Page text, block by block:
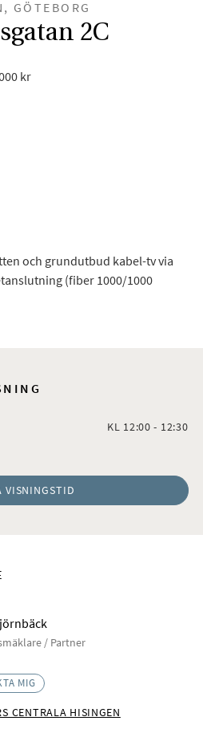
GÖTEBORG
2C
kr
och grundutbud kabel-tv via
(fiber 1000/1000
KL 12:00 - 12:30
VISNINGSTID
/ Partner
MIG
CENTRALA HISINGEN